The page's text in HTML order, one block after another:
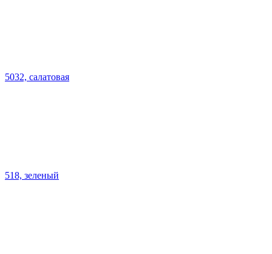
5032, салатовая
518, зеленый